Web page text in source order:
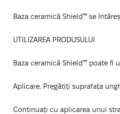
Baza ceramică Shield™ se
UTILIZAREA PRODUSULUI
Baza ceramică Shield™ poate
Aplicare. Pregătiți suprafața
Continuați cu aplicarea unui